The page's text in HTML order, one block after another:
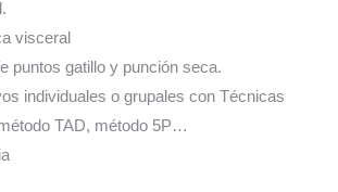
visceral
puntos gatillo y punción seca.
individuales o grupales con Técnicas
TAD, método 5P…